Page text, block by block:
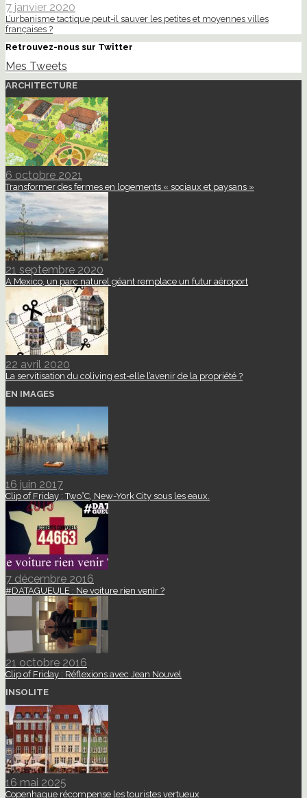
7 janvier 2020
L’urbanisme tactique peut-il sauver les petites et moyennes villes
françaises ?
Retrouvez-nous sur Twitter
Mes Tweets
ARCHITECTURE
6 octobre 2021
Transformer des fermes en logements « sociaux et paysans »
21 septembre 2020
A Mexico, un parc naturel géant remplace un futur aéroport
22 avril 2020
La servitisation du coliving est-elle l’avenir de la propriété ?
EN IMAGES
16 juin 2017
Clip of Friday : Two°C, New-York City sous les eaux.
7 décembre 2016
#DATAGUEULE : Ne voiture rien venir ?
21 octobre 2016
Clip of Friday : Réflexions avec Jean Nouvel
INSOLITE
16 mai 2025
Copenhague récompense les touristes vertueux